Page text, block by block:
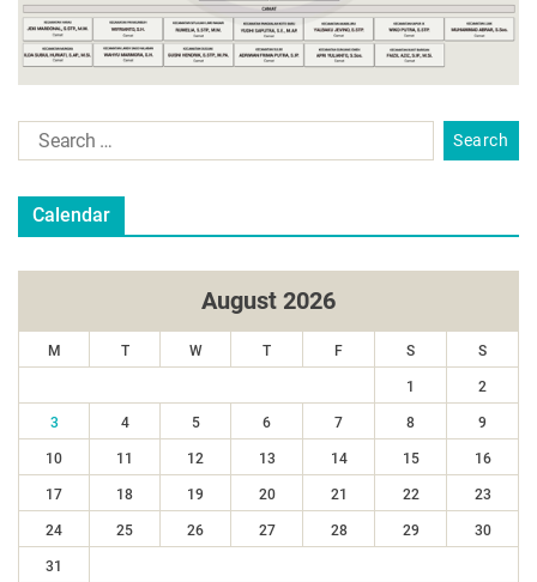
Calendar
August 2026
M T W T F S S
1 2
3 4 5 6 7 8 9
10 11 12 13 14 15 16
17 18 19 20 21 22 23
24 25 26 27 28 29 30
31